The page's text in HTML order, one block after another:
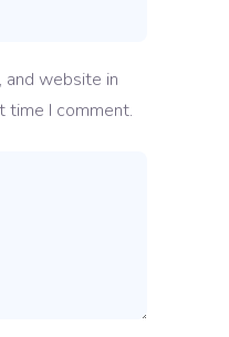
and website in
time I comment.